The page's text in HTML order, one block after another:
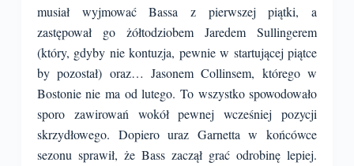
musiał wyjmować Bassa z pierwszej piątki, a
zastępował go żółtodziobem Jaredem Sullingerem
(który, gdyby nie kontuzja, pewnie w startującej piątce
by pozostał) oraz… Jasonem Collinsem, którego w
Bostonie nie ma od lutego. To wszystko spowodowało
sporo zawirowań wokół pewnej wcześniej pozycji
skrzydłowego. Dopiero uraz Garnetta w końcówce
sezonu sprawił, że Bass zaczął grać odrobinę lepiej.